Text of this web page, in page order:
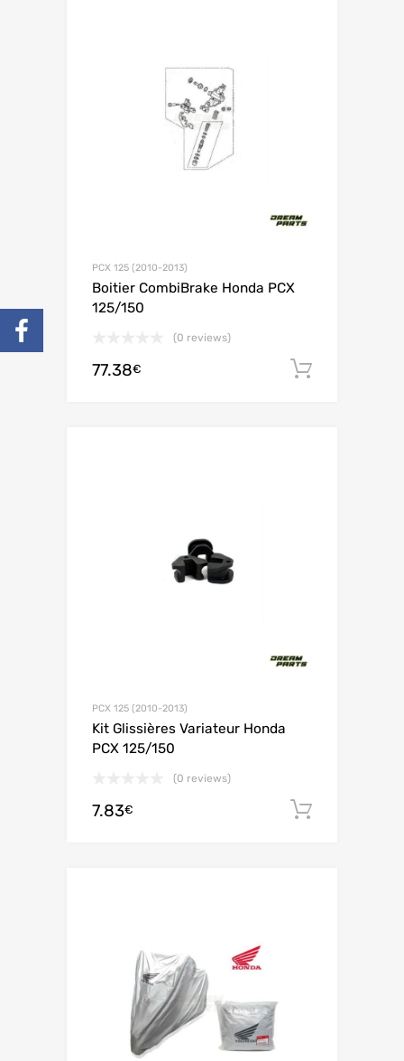
PCX 125 (2010-2013)
Boitier CombiBrake Honda PCX
125/150
(0 reviews)
77.38€
PCX 125 (2010-2013)
Kit Glissières Variateur Honda
PCX 125/150
(0 reviews)
7.83€